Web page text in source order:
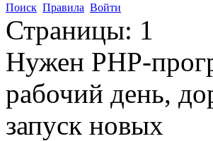
Поиск Правила Войти
Страницы: 1
Нужен PHP-
рабочий день,
запуск новых